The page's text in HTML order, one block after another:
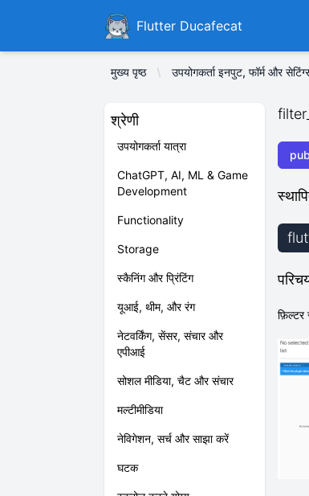
DucafecatFlutter Ducafecat
मुख्य पृष्ठ उपयोगकर्ता इनपुट, फॉर्म और
श्रेणी
उपयोगकर्ता यात्रा
ChatGPT, AI, ML & Game
Development
Functionality
Storage
स्कैनिंग और प्रिंटिंग
यूआई, थीम, और रंग
नेटवर्किंग, सेंसर, संचार और
एपीआई
सोशल मीडिया, चैट और संचार
मल्टीमीडिया
नेविगेशन, सर्च और साझा करें
घटक
फ़िल्टर